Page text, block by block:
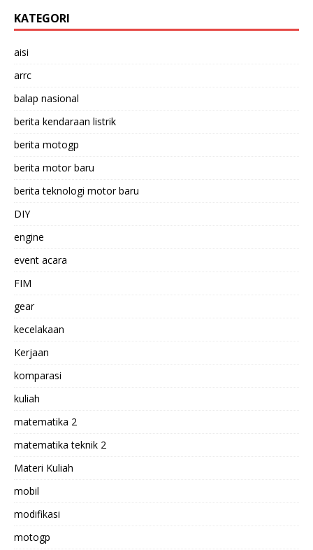
KATEGORI
aisi
arrc
balap nasional
berita kendaraan listrik
berita motogp
berita motor baru
berita teknologi motor baru
DIY
engine
event acara
FIM
gear
kecelakaan
Kerjaan
komparasi
kuliah
matematika 2
matematika teknik 2
Materi Kuliah
mobil
modifikasi
motogp